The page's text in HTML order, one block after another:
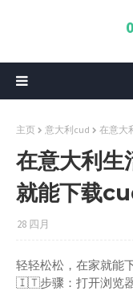
主页 意大利cud 在意大
在意大利生
就能下载
28 四月
轻轻松松，在家就能
🇮🇹步骤：打开浏览器